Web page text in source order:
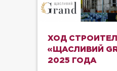
ХОД
«ЩАСЛИВИЙ
2025 ГОДА